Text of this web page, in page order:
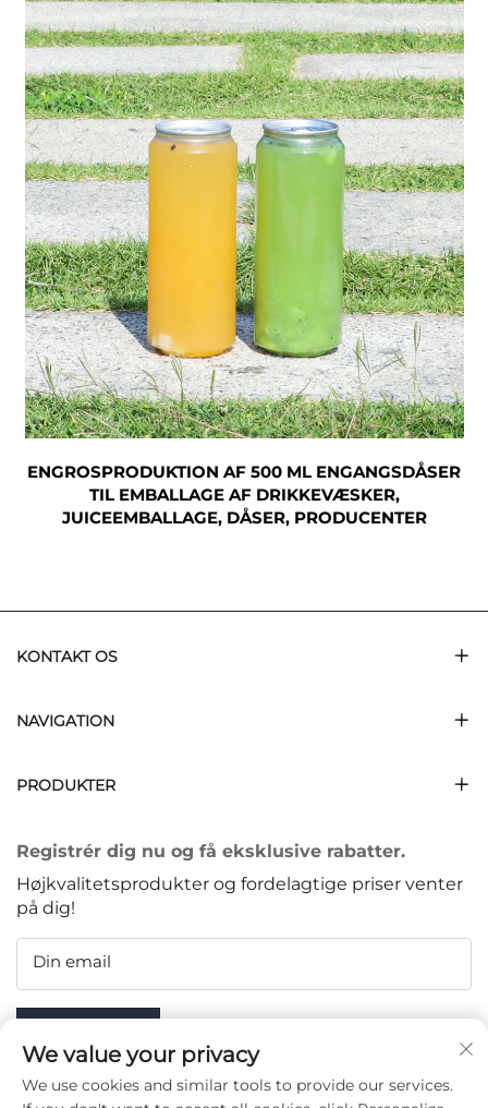
ENGROSPRODUKTION AF 500 ML ENGANGSDÅSER
TIL EMBALLAGE AF DRIKKEVÆSKER,
JUICEEMBALLAGE, DÅSER, PRODUCENTER
KONTAKT OS
NAVIGATION
PRODUKTER
Registrér dig nu og få eksklusive rabatter.
Højkvalitetsprodukter og fordelagtige priser venter
på dig!
Din email
We value your privacy
We use cookies and similar tools to provide our services.